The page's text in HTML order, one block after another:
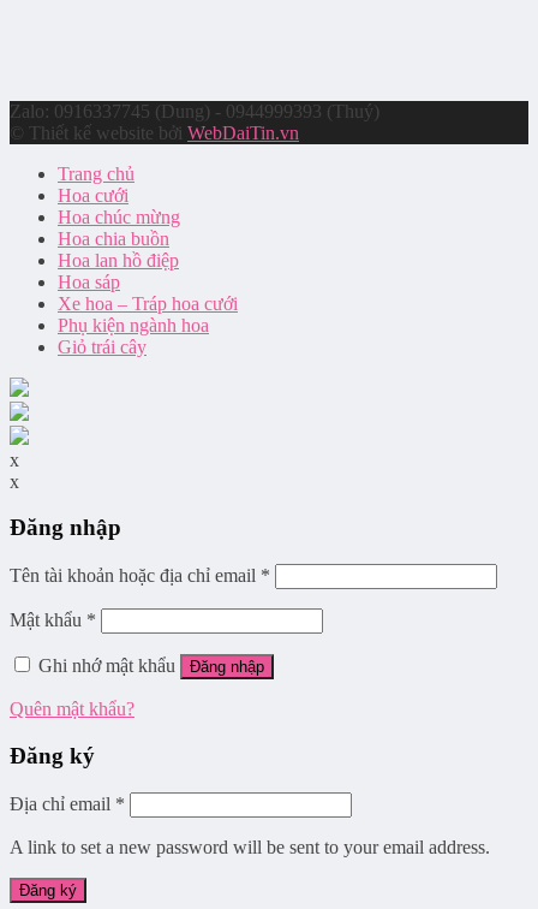
Zalo: 0916337745 (Dung) - 0944999393 (Thuý)
© Thiết kế website bởi WebDaiTin.vn
Trang chủ
Hoa cưới
Hoa chúc mừng
Hoa chia buồn
Hoa lan hồ điệp
Hoa sáp
Xe hoa – Tráp hoa cưới
Phụ kiện ngành hoa
Giỏ trái cây
x
x
Đăng nhập
Tên tài khoản hoặc địa chỉ email *
Mật khẩu *
Ghi nhớ mật khẩu Đăng nhập
Quên mật khẩu?
Đăng ký
Địa chỉ email *
A link to set a new password will be sent to your email address.
Đăng ký